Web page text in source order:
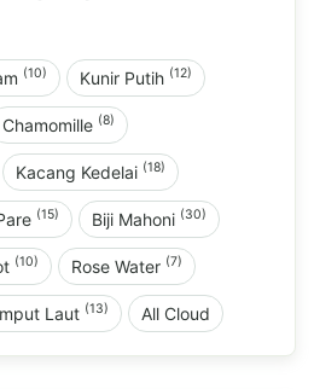
(10) Kunir Putih (12)
Chamomille (8)
Kacang Kedelai (18)
(15) Biji Mahoni (30)
(10) Rose Water (7)
Laut (13) All Cloud